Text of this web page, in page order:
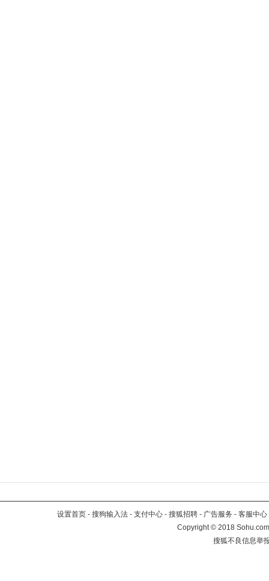
设置首页 - 搜狗输入法 - 支付中心 - 搜狐招聘 - 广告服务 - 客服中心
Copyright©2018
搜狐不良信息举